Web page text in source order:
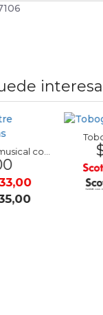
Juego de encastre musical con formas $